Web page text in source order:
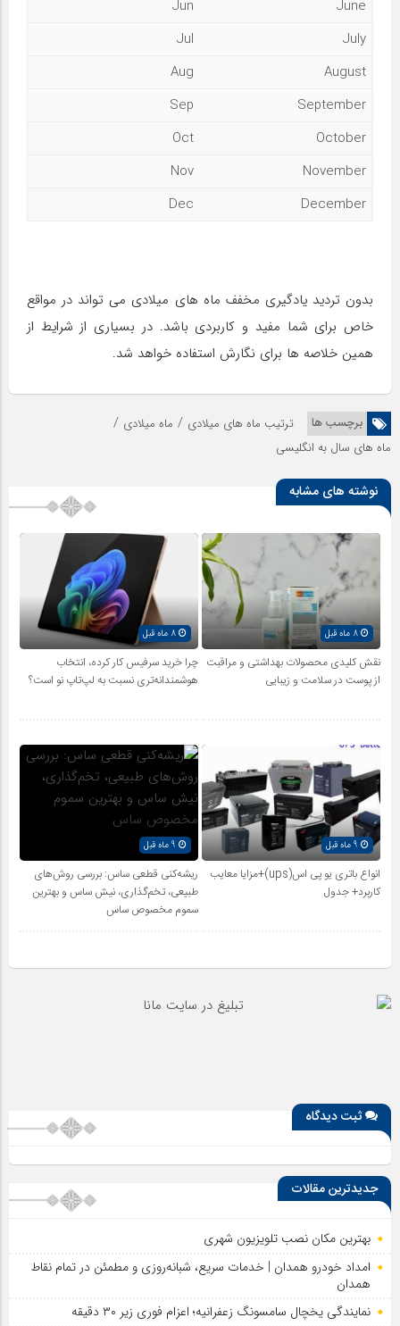
June
Jun
July
Jul
August
Aug
September
Sep
October
Oct
November
Nov
December
Dec
بدون تردید یادگیری مخفف ماه های میلادی می تواند در مواقع
خاص برای شما مفید و کاربردی باشد. در بسیاری از شرایط از
همین خلاصه ها برای نگارش استفاده خواهد شد.
برچسب ها ترتیب ماه های میلادی / ماه میلادی /
ماه های سال به انگلیسی
نوشته های مشابه
8 ماه قبل
نقش کلیدی محصولات بهداشتی و مراقبت
از پوست در سلامت و زیبایی
چرا خرید سرفیس کار کرده، انتخاب
هوشمندانه‌تری نسبت به لپ‌تاپ نو است؟
انواع باتری یو پی اس(ups)+مزایا معایب
کاربرد+ جدول
ریشه‌کنی قطعی ساس: بررسی روش‌های
طبیعی، تخم‌گذاری، نیش ساس و بهترین
سموم مخصوص ساس
ثبت دیدگاه
جدیدترین مقالات
بهترین مکان نصب تلویزیون شهری
امداد خودرو همدان | خدمات سریع، شبانه‌روزی و مطمئن در تمام نقاط
همدان
نمایندگی یخچال سامسونگ زعفرانیه؛ اعزام فوری زیر ۳۰ دقیقه